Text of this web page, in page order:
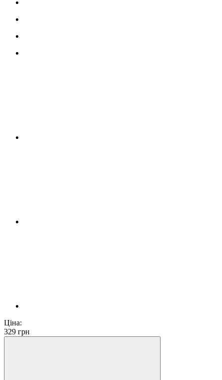
Ціна:
329 грн